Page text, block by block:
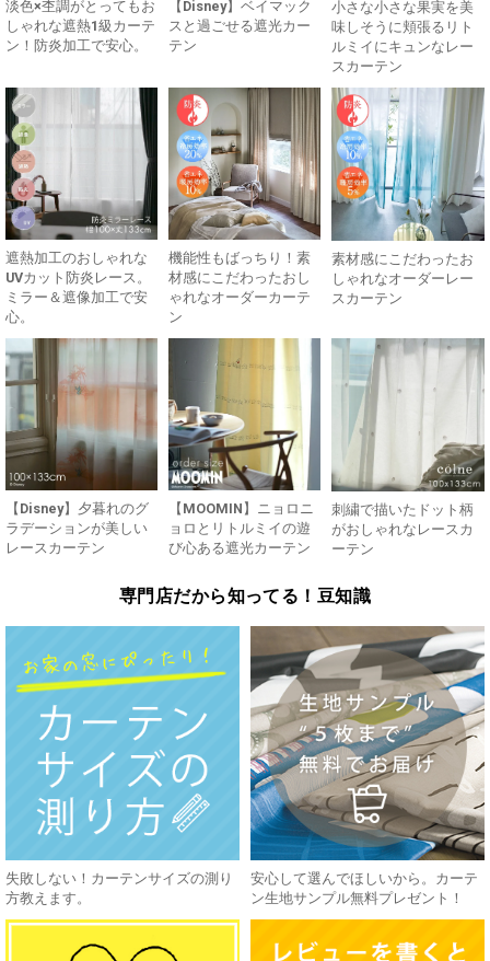
淡色×杢調がとってもお
しゃれな遮熱1級カーテ
ン！防炎加工で安心。
【Disney】ベイマック
スと過ごせる遮光カー
テン
小さな小さな果実を美
味しそうに頬張るリト
ルミイにキュンなレー
スカーテン
遮熱加工のおしゃれな
UVカット防炎レース。
ミラー＆遮像加工で安
心。
機能性もばっちり！素
材感にこだわったおし
ゃれなオーダーカーテ
ン
素材感にこだわったお
しゃれなオーダーレー
スカーテン
【Disney】夕暮れのグ
ラデーションが美しい
レースカーテン
【MOOMIN】ニョロニ
ョロとリトルミイの遊
び心ある遮光カーテン
刺繍で描いたドット柄
がおしゃれなレースカ
ーテン
専門店だから知ってる！豆知識
失敗しない！カーテンサイズの測り
方教えます。
安心して選んでほしいから。カーテ
ン生地サンプル無料プレゼント！